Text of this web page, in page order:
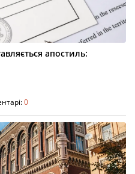
апостиль:
0